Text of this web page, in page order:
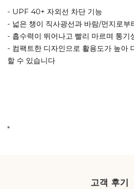
- UPF 40+ 자외선 차단 기능
- 넓은 챙이 직사광선과 바람/먼지로부
- 흡수력이 뛰어나고 빨리 마르며 통기
- 컴팩트한 디자인으로 활용도가 높아
할 수 있습니다
"
고객 후기